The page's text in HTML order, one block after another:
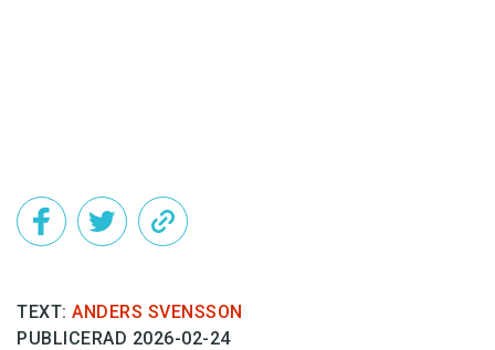
Det här innehållet kräver att du accepterar cookies.
TEXT: ANDERS SVENSSON
PUBLICERAD 2026-02-24